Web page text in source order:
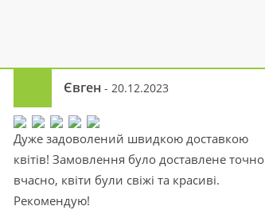
Євген - 20.12.2023
Дуже задоволений швидкою доставкою
квітів! Замовлення було доставлене точно
вчасно, квіти були свіжі та красиві.
Рекомендую!